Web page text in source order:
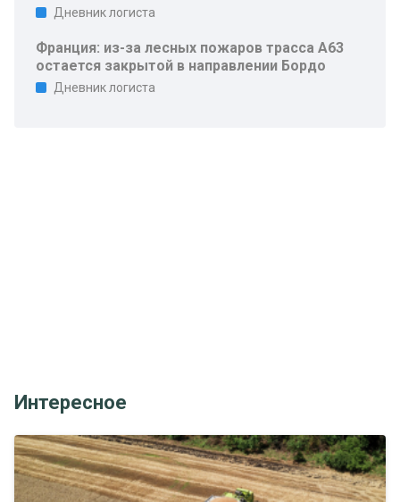
Дневник логиста
Франция: из-за лесных пожаров трасса A63
остается закрытой в направлении Бордо
Дневник логиста
Интересное